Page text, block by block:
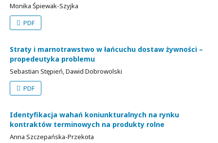
Monika Śpiewak-Szyjka
PDF
Straty i marnotrawstwo w łańcuchu dostaw żywności –
propedeutyka problemu
Sebastian Stępień, Dawid Dobrowolski
PDF
Identyfikacja wahań koniunkturalnych na rynku
kontraktów terminowych na produkty rolne
Anna Szczepańska-Przekota